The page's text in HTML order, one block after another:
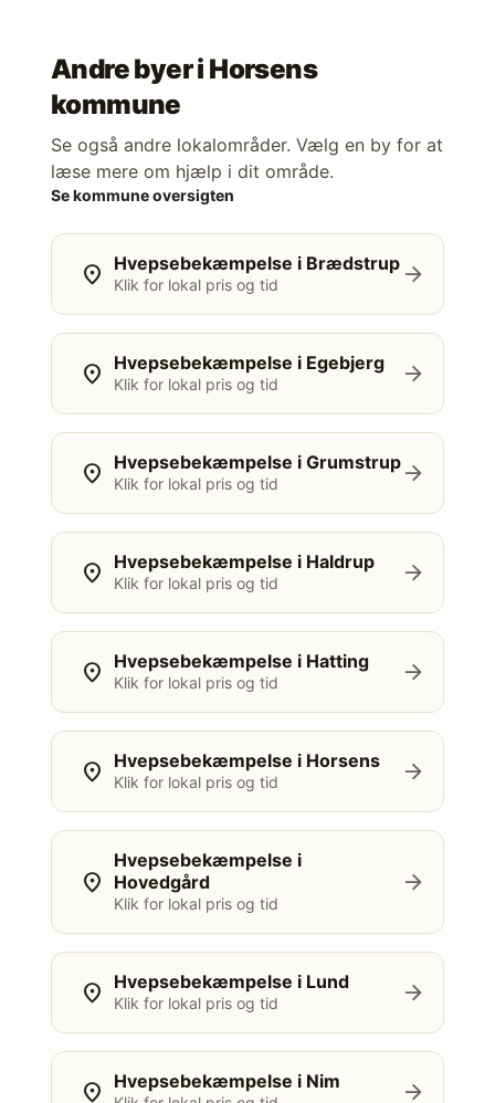
Andre byer i Horsens
kommune
Se også andre lokalområder. Vælg en by for at
læse mere om hjælp i dit område.
Se kommune oversigten
location_on Hvepsebekæmpelse i Brædstrup
Klik for lokal pris og tid arrow_forward
location_on Hvepsebekæmpelse i Egebjerg
Klik for lokal pris og tid arrow_forward
location_on Hvepsebekæmpelse i Grumstrup
Klik for lokal pris og tid arrow_forward
location_on Hvepsebekæmpelse i Haldrup
Klik for lokal pris og tid arrow_forward
location_on Hvepsebekæmpelse i Hatting
Klik for lokal pris og tid arrow_forward
location_on Hvepsebekæmpelse i Horsens
Klik for lokal pris og tid arrow_forward
location_on
Hvepsebekæmpelse i
Hovedgård
Klik for lokal pris og tid
arrow_forward
location_on Hvepsebekæmpelse i Lund
Klik for lokal pris og tid arrow_forward
location_on Hvepsebekæmpelse i Nim arrow_forward